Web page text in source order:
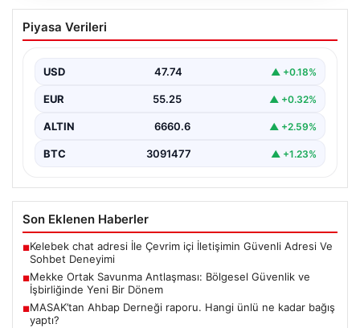
Mekke Ortak Savunma Antlaşması:
Bölgesel Güvenlik ve İşbirliğinde Yeni
Türkiye, Suudi Arabistan ve Pakistan arasında
ve küresel…
Piyasa Verileri
USD 47.74 ▲ +0.18%
EUR 55.25 ▲ +0.32%
ALTIN 6660.6 ▲ +2.59%
BTC 3091477 ▲ +1.23%
Son Eklenen Haberler
■Kelebek chat adresi İle Çevrim içi İletişimin Güvenli Adresi Ve
Sohbet Deneyimi
■Mekke Ortak Savunma Antlaşması: Bölgesel Güvenlik ve
İşbirliğinde Yeni Bir Dönem
■MASAK’tan Ahbap Derneği raporu. Hangi ünlü ne kadar bağış
yaptı?